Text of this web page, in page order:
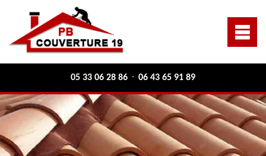
05 33 06 28 86 - 06 43 65 91 89